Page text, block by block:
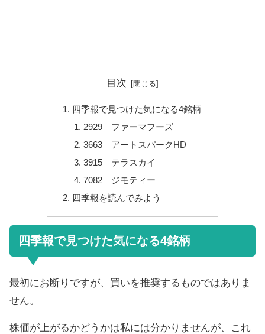
目次
四季報で見つけた気になる4銘柄
2929 ファーマフーズ
3663 アートスパークHD
3915 テラスカイ
7082 ジモティー
四季報を読んでみよう
四季報で見つけた気になる4銘柄
最初にお断りですが、買いを推奨するものではありま
せん。
株価が上がるかどうかは私には分かりませんが、これ